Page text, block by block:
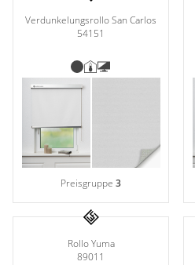
Verdunkelungsrollo San Carlos
54151
Preisgruppe3
Rollo Yuma
89011